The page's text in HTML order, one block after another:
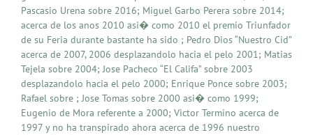
Pascasio Urena sobre 2016; Miguel Garbo Perera sobre 2014;
acerca de los anos 2010 asi� como 2010 el premio Triunfador
de su Feria durante bastante ha sido ; Pedro Dios “Nuestro Cid”
acerca de 2007, 2006 desplazandolo hacia el pelo 2001; Matias
Tejela sobre 2004; Jose Pacheco “El Califa” sobre 2003
desplazandolo hacia el pelo 2000; Enrique Ponce sobre 2003;
Rafael sobre ; Jose Tomas sobre 2000 asi� como 1999;
Eugenio de Mora referente a 2000; Victor Termino acerca de
1997 y no ha transpirado ahora acerca de 1996 nuestro